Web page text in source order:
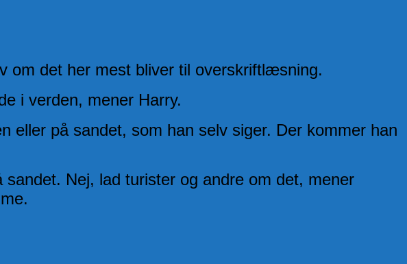
om det her mest bliver til overskriftlæsning.
i verden, mener Harry.
eller på sandet, som han selv siger. Der kommer han
Nej, lad turister og andre om det, mener